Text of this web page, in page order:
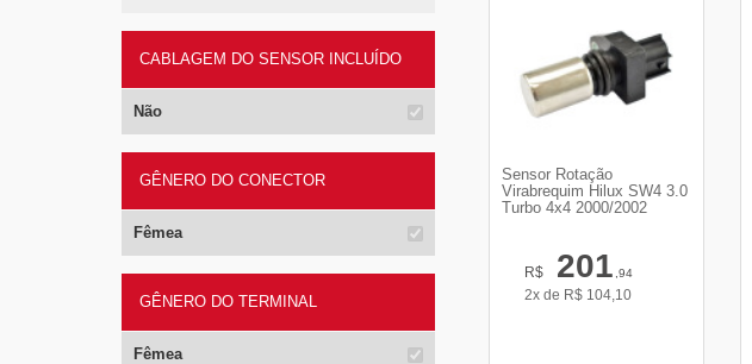
CABLAGEM DO SENSOR INCLUÍDO
Não
GÊNERO DO CONECTOR
Fêmea
GÊNERO DO TERMINAL
Fêmea
Sensor Rotação
Virabrequim Hilux SW4 3.0
Turbo 4x4 2000/2002
R$ 201,94
2x de R$ 104,10